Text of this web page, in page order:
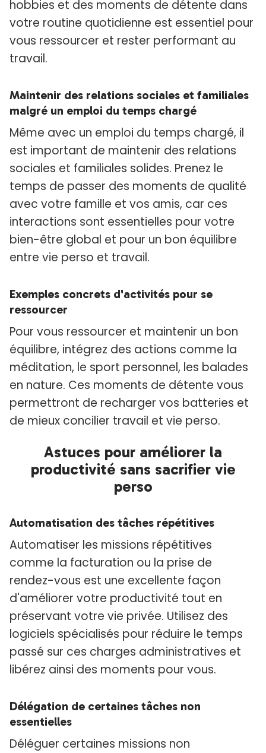
hobbies et des moments de détente dans
votre routine quotidienne est essentiel pour
vous ressourcer et rester performant au
travail.
Maintenir des relations sociales et familiales
malgré un emploi du temps chargé
Même avec un emploi du temps chargé, il
est important de maintenir des relations
sociales et familiales solides. Prenez le
temps de passer des moments de qualité
avec votre famille et vos amis, car ces
interactions sont essentielles pour votre
bien-être global et pour un bon équilibre
entre vie perso et travail.
Exemples concrets d'activités pour se
ressourcer
Pour vous ressourcer et maintenir un bon
équilibre, intégrez des actions comme la
méditation, le sport personnel, les balades
en nature. Ces moments de détente vous
permettront de recharger vos batteries et
de mieux concilier travail et vie perso.
Astuces pour améliorer la
productivité sans sacrifier vie
perso
Automatisation des tâches répétitives
Automatiser les missions répétitives
comme la facturation ou la prise de
rendez-vous est une excellente façon
d'améliorer votre productivité tout en
préservant votre vie privée. Utilisez des
logiciels spécialisés pour réduire le temps
passé sur ces charges administratives et
libérez ainsi des moments pour vous.
Délégation de certaines tâches non
essentielles
Déléguer certaines missions non